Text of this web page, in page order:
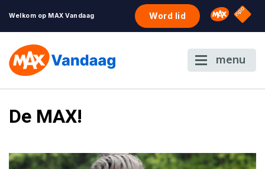
Welkom op MAX Vandaag Word lid Omroep
NPO
menu
De MAX!